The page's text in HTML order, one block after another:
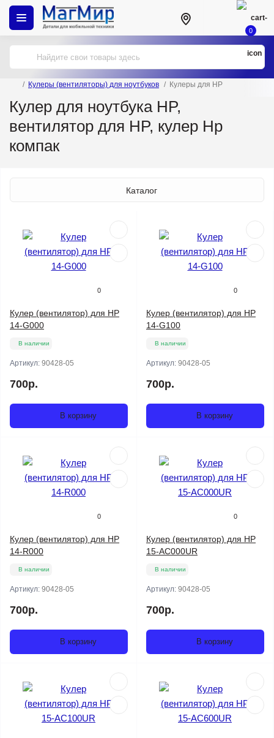
0
Кулеры (вентиляторы) для ноутбуков Кулеры для HP
Кулер для ноутбука HP,
вентилятор для HP, кулер Нр
компак
Каталог
0
Кулер (вентилятор) для HP
14-G000
В наличии
Артикул: 90428-05
700р.
В корзину
0
Кулер (вентилятор) для HP
14-G100
В наличии
Артикул: 90428-05
700р.
В корзину
0
Кулер (вентилятор) для HP
14-R000
В наличии
Артикул: 90428-05
700р.
В корзину
0
Кулер (вентилятор) для HP
15-AC000UR
В наличии
Артикул: 90428-05
700р.
В корзину